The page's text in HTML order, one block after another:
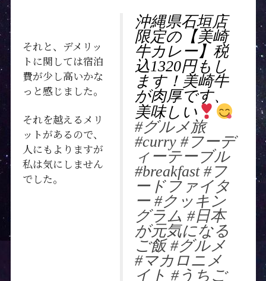
沖縄県石垣店
限定の【美崎
牛カレー】税
込1320円もし
ます！美崎牛
が肉厚です、
美味しい
#グルメ旅
#curry #フーデ
ィーテーブル
#breakfast #フ
ードファイタ
ー #クッキン
グラム #日本
が元気になる
ご飯 #グルメ
#マカロニメ
イト #うちご
それと、デメリッ
トに関しては宿泊
費が少し高いかな
っと感じました。
それを越えるメリ
ットがあるので、
人にもよりますが
私は気にしません
でした。